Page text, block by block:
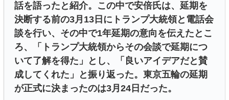
話を語ったと紹介。この中で安倍氏は、延期を
決断する前の3月13日にトランプ大統領と電話会
談を行い、その中で1年延期の意向を伝えたとこ
ろ、「トランプ大統領からその会談で延期につ
いて了解を得た」とし、「良いアイデアだと賛
成してくれた」と振り返った。東京五輪の延期
が正式に決まったのは3月24日だった。